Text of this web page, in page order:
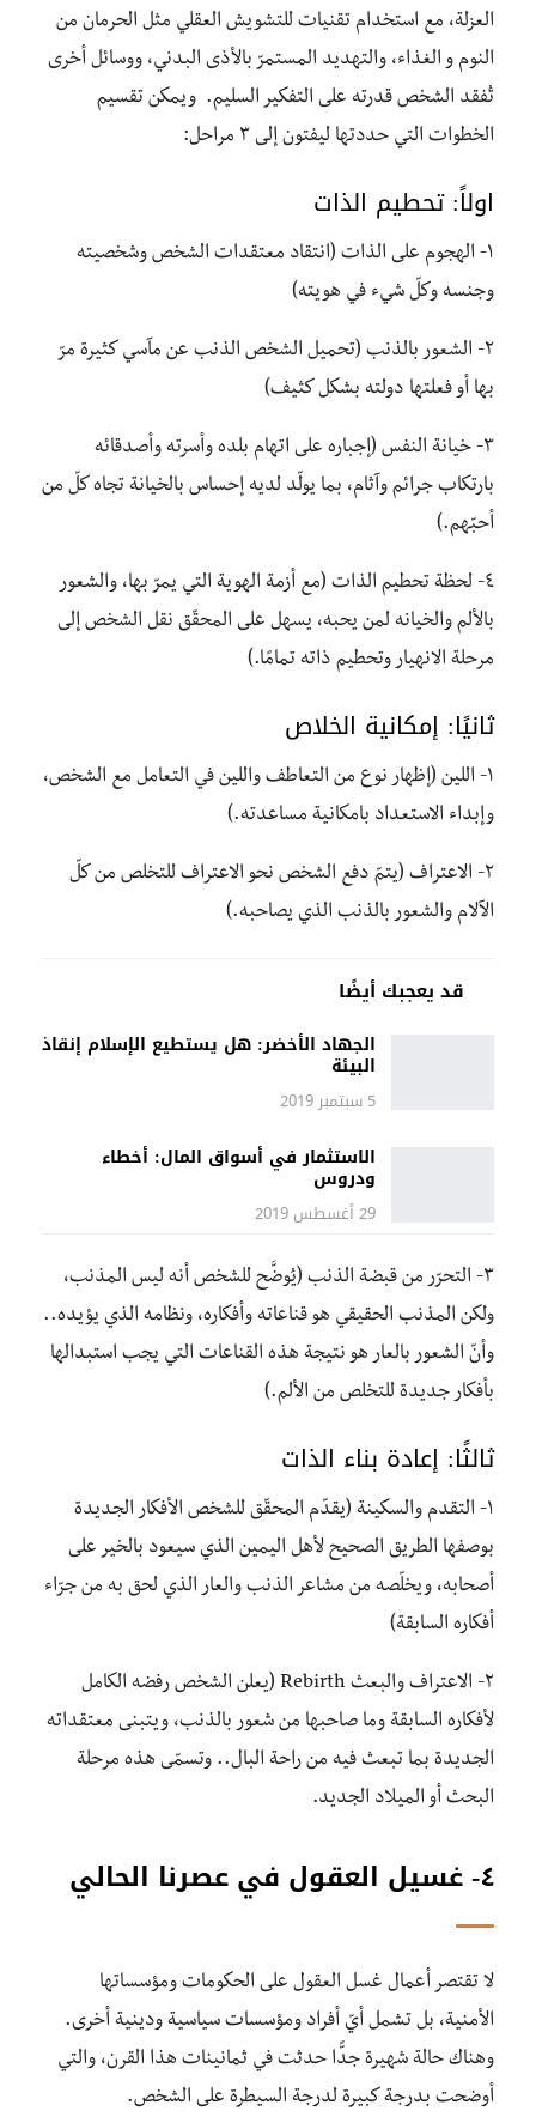
العزلة، مع استخدام تقنيات للتشويش العقلي مثل الحرمان من
النوم و الغذاء، والتهديد المستمرّ بالأذى البدني، ووسائل أخرى
تُفقد الشخص قدرته على التفكير السليم. ويمكن تقسيم
الخطوات التي حددتها ليفتون إلى ٣ مراحل:
اولاً: تحطيم الذات
١- الهجوم على الذات (انتقاد معتقدات الشخص وشخصيته
وجنسه وكلّ شيء في هويته)
٢- الشعور بالذنب (تحميل الشخص الذنب عن مآسي كثيرة مرّ
بها أو فعلتها دولته بشكل كثيف)
٣- خيانة النفس (إجباره على اتهام بلده وأسرته وأصدقائه
بارتكاب جرائم وآثام، بما يولّد لديه إحساس بالخيانة تجاه كلّ من
أحبّهم.)
٤- لحظة تحطيم الذات (مع أزمة الهوية التي يمرّ بها، والشعور
بالألم والخيانه لمن يحبه، يسهل على المحقّق نقل الشخص إلى
مرحلة الانهيار وتحطيم ذاته تمامًا.)
ثانيًا: إمكانية الخلاص
١- اللين (إظهار نوع من التعاطف واللين في التعامل مع الشخص،
وإبداء الاستعداد بامكانية مساعدته.)
٢- الاعتراف (يتمّ دفع الشخص نحو الاعتراف للتخلص من كلّ
الآلام والشعور بالذنب الذي يصاحبه.)
قد يعجبك أيضًا
الجهاد الأخضر: هل يستطيع الإسلام إنقاذ
البيئة
5 سبتمبر 2019
الاستثمار في أسواق المال: أخطاء
ودروس
29 أغسطس 2019
٣- التحرّر من قبضة الذنب (يُوضَّح للشخص أنه ليس المذنب،
ولكن المذنب الحقيقي هو قناعاته وأفكاره، ونظامه الذي يؤيده..
وأنّ الشعور بالعار هو نتيجة هذه القناعات التي يجب استبدالها
بأفكار جديدة للتخلص من الألم.)
ثالثًا: إعادة بناء الذات
١- التقدم والسكينة (يقدّم المحقّق للشخص الأفكار الجديدة
بوصفها الطريق الصحيح لأهل اليمين الذي سيعود بالخير على
أصحابه، ويخلّصه من مشاعر الذنب والعار الذي لحق به من جرّاء
أفكاره السابقة)
٢- الاعتراف والبعث Rebirth (يعلن الشخص رفضه الكامل
لأفكاره السابقة وما صاحبها من شعور بالذنب، ويتبنى معتقداته
الجديدة بما تبعث فيه من راحة البال.. وتسمّى هذه مرحلة
البحث أو الميلاد الجديد.
٤- غسيل العقول في عصرنا الحالي
لا تقتصر أعمال غسل العقول على الحكومات ومؤسساتها
الأمنية، بل تشمل أيّ أفراد ومؤسسات سياسية ودينية أخرى.
وهناك حالة شهيرة جدًّا حدثت في ثمانينات هذا القرن، والتي
أوضحت بدرجة كبيرة لدرجة السيطرة على الشخص.